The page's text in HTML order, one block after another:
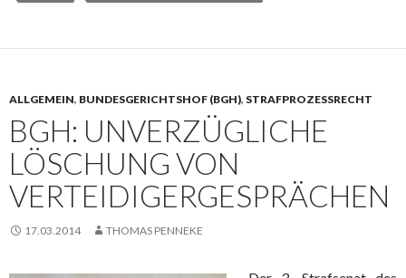
ALLGEMEIN, BUNDESGERICHTSHOF (BGH), STRAFPROZESSRECHT
BGH: UNVERZÜGLICHE
LÖSCHUNG VON
VERTEIDIGERGESPRÄCHEN
17.03.2014 THOMAS PENNEKE